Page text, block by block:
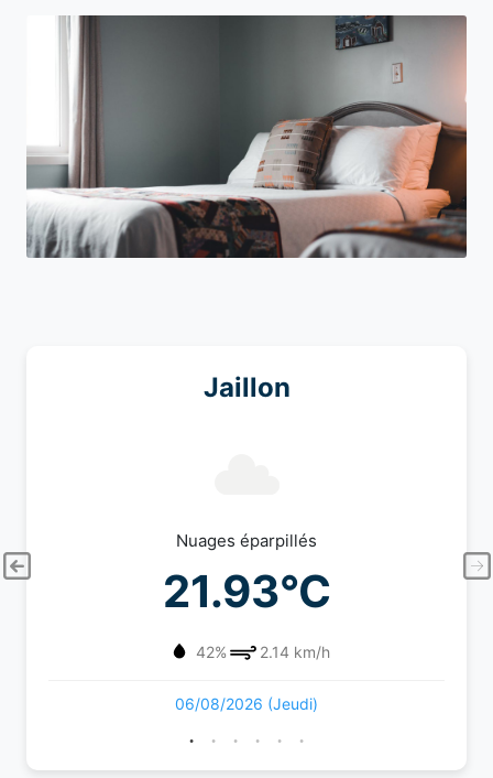
Jaillon
Nuages éparpillés
21.93°C
42% 2.14 km/h
06/08/2026 (Jeudi)